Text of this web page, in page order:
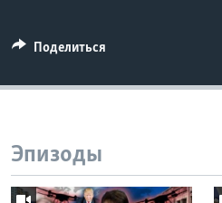
Поделиться
Эпизоды